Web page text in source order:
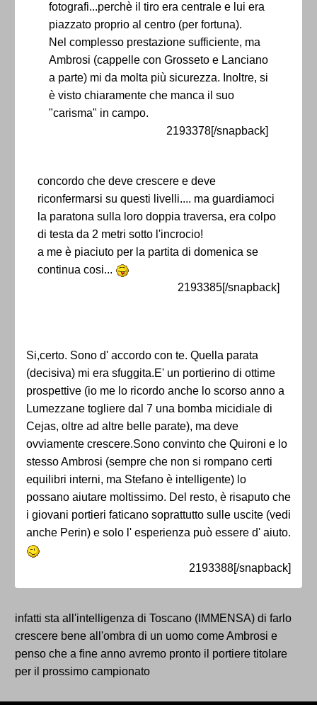
fotografi...perchè il tiro era centrale e lui era
piazzato proprio al centro (per fortuna).
Nel complesso prestazione sufficiente, ma
Ambrosi (cappelle con Grosseto e Lanciano
a parte) mi da molta più sicurezza. Inoltre, si
è visto chiaramente che manca il suo
"carisma" in campo.
2193378[/snapback]
concordo che deve crescere e deve
riconfermarsi su questi livelli.... ma guardiamoci
la paratona sulla loro doppia traversa, era colpo
di testa da 2 metri sotto l'incrocio!
a me è piaciuto per la partita di domenica se
continua cosi...
2193385[/snapback]
Si,certo. Sono d' accordo con te. Quella parata
(decisiva) mi era sfuggita.E' un portierino di ottime
prospettive (io me lo ricordo anche lo scorso anno a
Lumezzane togliere dal 7 una bomba micidiale di
Cejas, oltre ad altre belle parate), ma deve
ovviamente crescere.Sono convinto che Quironi e lo
stesso Ambrosi (sempre che non si rompano certi
equilibri interni, ma Stefano è intelligente) lo
possano aiutare moltissimo. Del resto, è risaputo che
i giovani portieri faticano soprattutto sulle uscite (vedi
anche Perin) e solo l' esperienza può essere d' aiuto.
2193388[/snapback]
infatti sta all'intelligenza di Toscano (IMMENSA) di farlo
crescere bene all'ombra di un uomo come Ambrosi e
penso che a fine anno avremo pronto il portiere titolare
per il prossimo campionato